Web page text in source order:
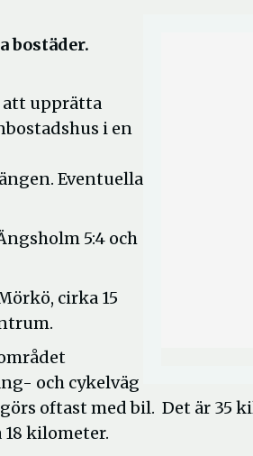
bostäder.
att upprätta
i en
Eventuella
5:4 och
cirka 15
och cykelväg
oftast med bil. Det är 35
kilometer.